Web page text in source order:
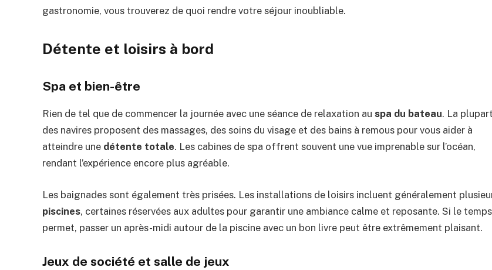
gastronomie, vous trouverez de quoi rendre votre séjour inoubliable.
Détente et loisirs à bord
Spa et bien-être
Rien de tel que de commencer la journée avec une séance de relaxation au spa du bateau. La plupart
des navires proposent des massages, des soins du visage et des bains à remous pour vous aider à
atteindre une détente totale. Les cabines de spa offrent souvent une vue imprenable sur l’océan,
rendant l’expérience encore plus agréable.
Les baignades sont également très prisées. Les installations de loisirs incluent généralement
piscines, certaines réservées aux adultes pour garantir une ambiance calme et reposante. Si le
permet, passer un après-midi autour de la piscine avec un bon livre peut être extrêmement plaisant.
Jeux de société et salle de jeux